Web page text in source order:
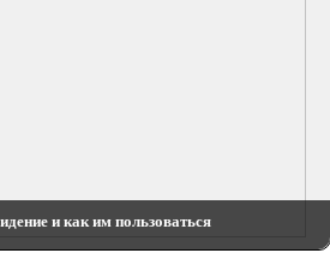
и как им пользоваться